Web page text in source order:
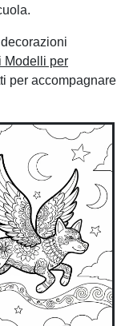
Modelli per
per accompagnare